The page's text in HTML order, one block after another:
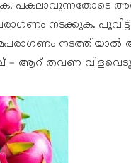
പകലാവുന്നതോടെ
നടക്കുക. പൂവിട്ട്
നടത്തിയാൽ
– ആറ് തവണ